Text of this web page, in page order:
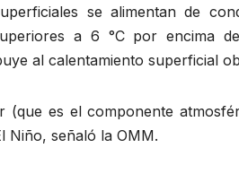
se alimentan de
a 6 °C por encima
al calentamiento superficial
(que es el componente
Niño, señaló la OMM.